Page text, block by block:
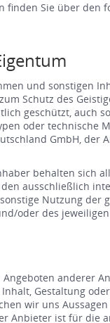
finden Sie über den
und sonstigen
Schutz des
geschützt,
oder technische
GmbH,
behalten
ausschließlich
Nutzung
oder des
Gestaltung
wir uns
Anbieter ist für